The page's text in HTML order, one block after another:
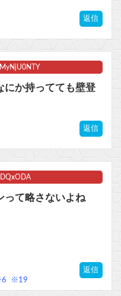
返信
にか持ってても壁登
返信
って略さないよね
返信
※19